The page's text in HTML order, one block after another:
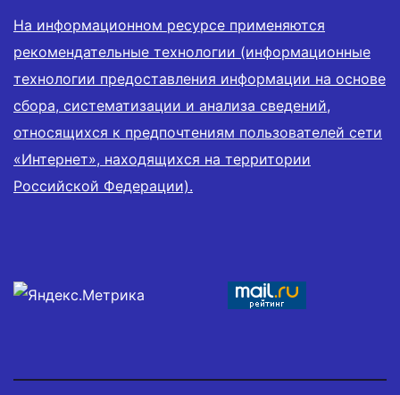
На информационном ресурсе применяются
рекомендательные технологии (информационные
технологии предоставления информации на основе
сбора, систематизации и анализа сведений,
относящихся к предпочтениям пользователей сети
«Интернет», находящихся на территории
Российской Федерации).